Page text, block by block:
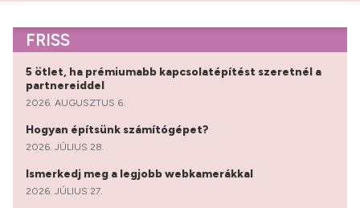
FRISS
5 ötlet, ha prémiumabb kapcsolatépítést szeretnél a
partnereiddel
2026. AUGUSZTUS 6.
Hogyan építsünk számítógépet?
2026. JÚLIUS 28.
Ismerkedj meg a legjobb webkamerákkal
2026. JÚLIUS 27.